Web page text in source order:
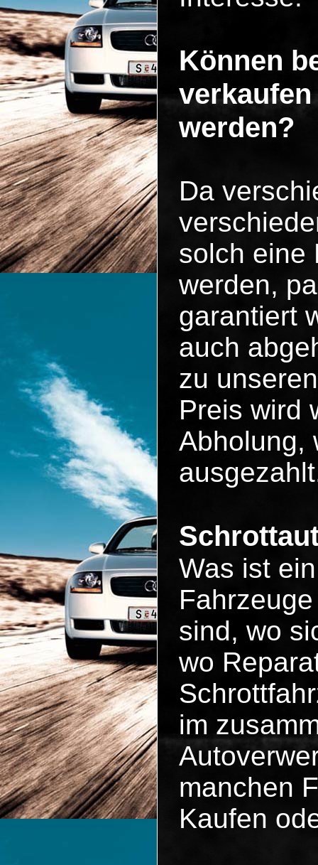
Können
werden?
Da
solch eine
werden,
garantiert
auch
zu
Preis wird
Abholung,
Was ist
sind, wo
wo
im
manchen
Kaufen